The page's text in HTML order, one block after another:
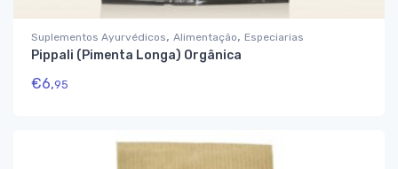
Suplementos Ayurvédicos, Alimentação, Especiarias
Pippali (Pimenta Longa) Orgânica
€6,95